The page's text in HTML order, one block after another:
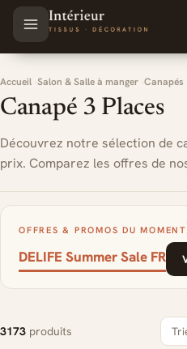
Aller au contenu principal
Accueil Salon & Salle à manger Canapés
Canapé 3 Places
Découvrez notre sélection de
prix. Comparez les offres de
OFFRES & PROMOS DU MOMENT
DELIFE Summer Sale FR
3173 produits